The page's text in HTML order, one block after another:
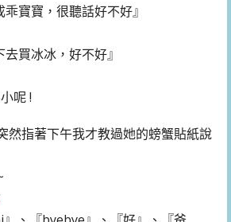
寶寶，很聽話好不好』
買冰冰，好不好』
呢 !
然指著下午我才教過她的螃蟹貼紙說